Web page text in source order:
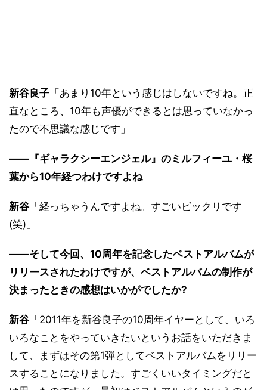
新谷良子 「あまり10年という感じはしないですね。正
直なところ、10年も声優ができるとは思っていなかっ
たので不思議な感じです」
――『ギャラクシーエンジェル』のミルフィーユ・桜
葉から10年経つわけですよね
新谷 「経っちゃうんですよね。すごいビックリです
(笑)」
――そして今回、10周年を記念したベストアルバムが
リリースされたわけですが、ベストアルバムの制作が
決まったときの感想はいかがでしたか?
新谷 「2011年を新谷良子の10周年イヤーとして、いろ
いろなことをやっていきたいというお話をいただきま
して、まずはその第1弾としてベストアルバムをリリー
スすることになりました。すごくいいタイミングだと